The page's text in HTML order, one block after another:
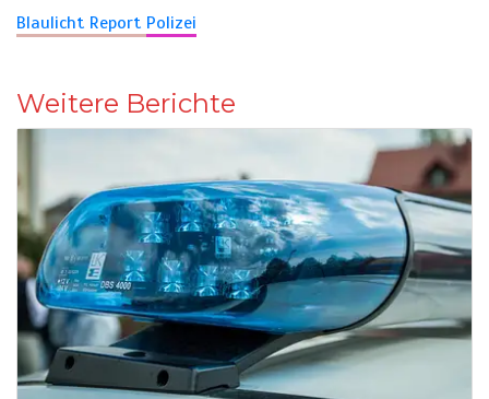
Blaulicht Report Polizei
Weitere Berichte